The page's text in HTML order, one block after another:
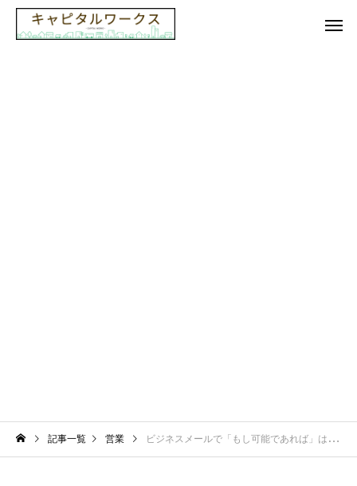
記事一覧 営業 ビジネスメールで「もし可能であれば」は適切？丁寧にお願いする表現のポイント